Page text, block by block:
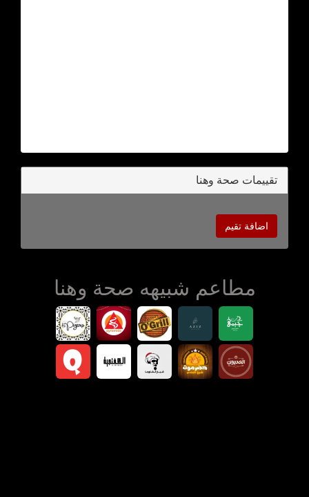
تقييمات صحة وهنا
اضافة تقيم
مطاعم شبيهه صحة وهنا